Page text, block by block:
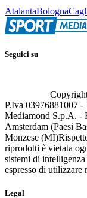
AtalantaBologna
Seguici su
P.Iva 03976881007
Mediamond S.p.A. -
Amsterdam (Paesi
Monzese (MI)
riprodotti è vietata
sistemi di
espresso di utilizzare
Legal